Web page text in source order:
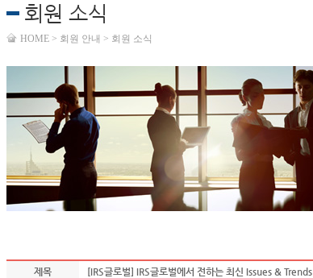
회원 소식
HOME > 회원 안내 > 회원 소식
제목
[IRS글로벌] IRS글로벌에서 전하는 최신 Issues & Trends